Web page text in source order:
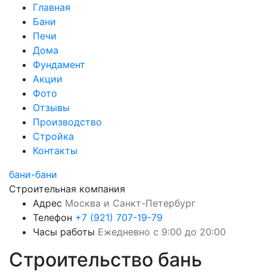
Главная
Бани
Печи
Дома
Фундамент
Акции
Фото
Отзывы
Производство
Стройка
Контакты
бани-бани
Строительная компания
Адрес Москва и Санкт-Петербург
Телефон +7 (921) 707-19-79
Часы работы Ежедневно с 9:00 до 20:00
Строительство бань